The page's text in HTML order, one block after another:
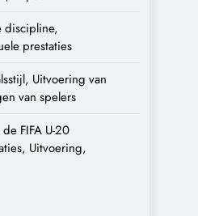
discipline,
prestaties
Uitvoering van
van spelers
FIFA U-20
Uitvoering,